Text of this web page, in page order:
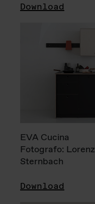
Download
EVA Cucina
Fotografo: Lorenz
Sternbach
Download